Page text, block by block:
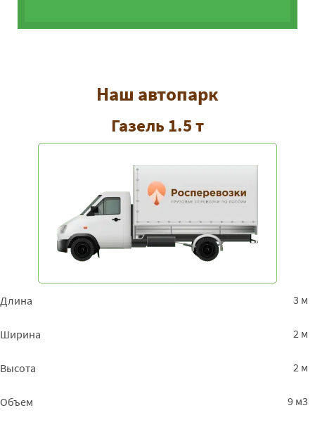
Наш автопарк
Газель 1.5 т
Длина 3 м
Ширина 2 м
Высота 2 м
Объем 9 м3